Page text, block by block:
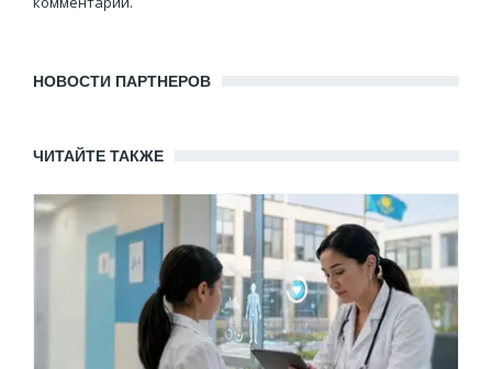
НОВОСТИ ПАРТНЕРОВ
ЧИТАЙТЕ ТАКЖЕ